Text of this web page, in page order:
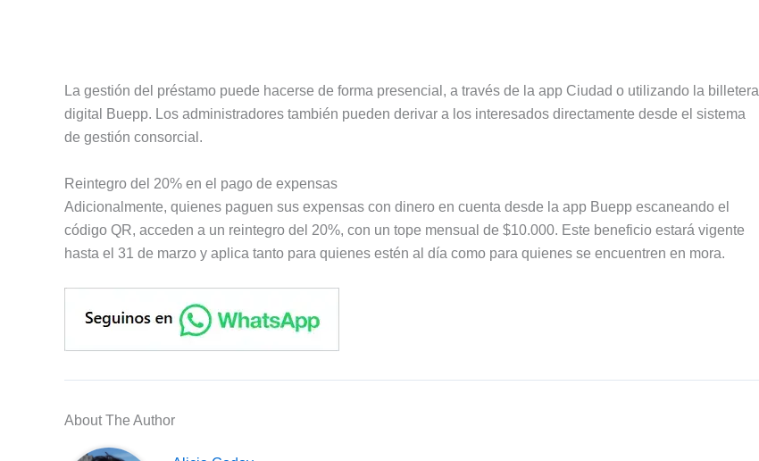
La gestión del préstamo puede hacerse de forma presencial, a través de la app Ciudad o utilizando la billetera
digital Buepp. Los administradores también pueden derivar a los interesados directamente desde el sistema
de gestión consorcial.
Reintegro del 20% en el pago de expensas
Adicionalmente, quienes paguen sus expensas con dinero en cuenta desde la app Buepp escaneando el
código QR, acceden a un reintegro del 20%, con un tope mensual de $10.000. Este beneficio estará vigente
hasta el 31 de marzo y aplica tanto para quienes estén al día como para quienes se encuentren en mora.
About The Author